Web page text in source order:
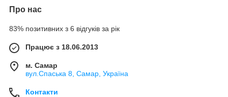
Про нас
83% позитивних з 6 відгуків за рік
Працює з 18.06.2013
м. Самар
вул.Спаська 8, Самар, Україна
Контакти